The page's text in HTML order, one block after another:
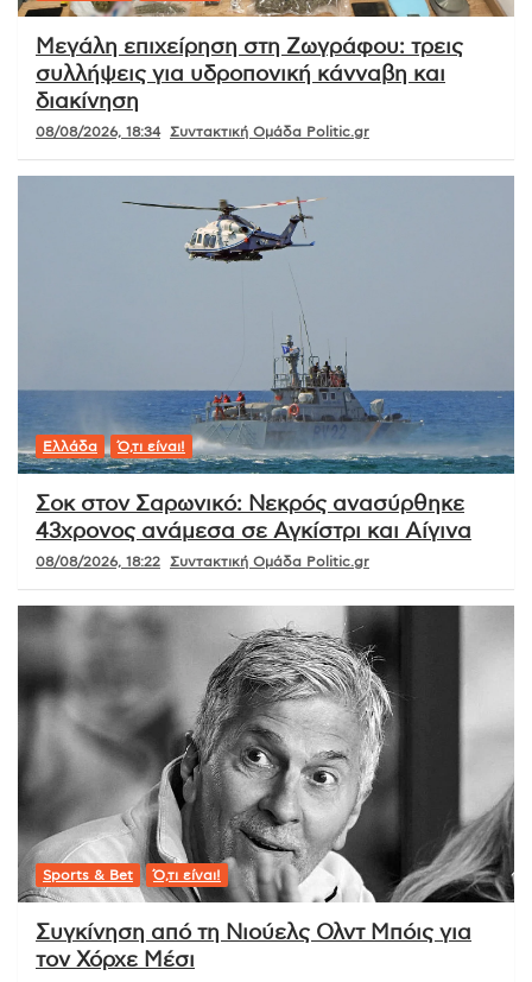
Μεγάλη επιχείρηση στη Ζωγράφου: τρεις
συλλήψεις για υδροπονική κάνναβη και
διακίνηση
08/08/2026, 18:34 Συντακτική Ομάδα Politic.gr
Ελλάδα Ό,τι είναι!
Σοκ στον Σαρωνικό: Νεκρός ανασύρθηκε
43χρονος ανάμεσα σε Αγκίστρι και Αίγινα
08/08/2026, 18:22 Συντακτική Ομάδα Politic.gr
Sports & Bet Ό,τι είναι!
Συγκίνηση από τη Νιούελς Ολντ Μπόις για
τον Χόρχε Μέσι